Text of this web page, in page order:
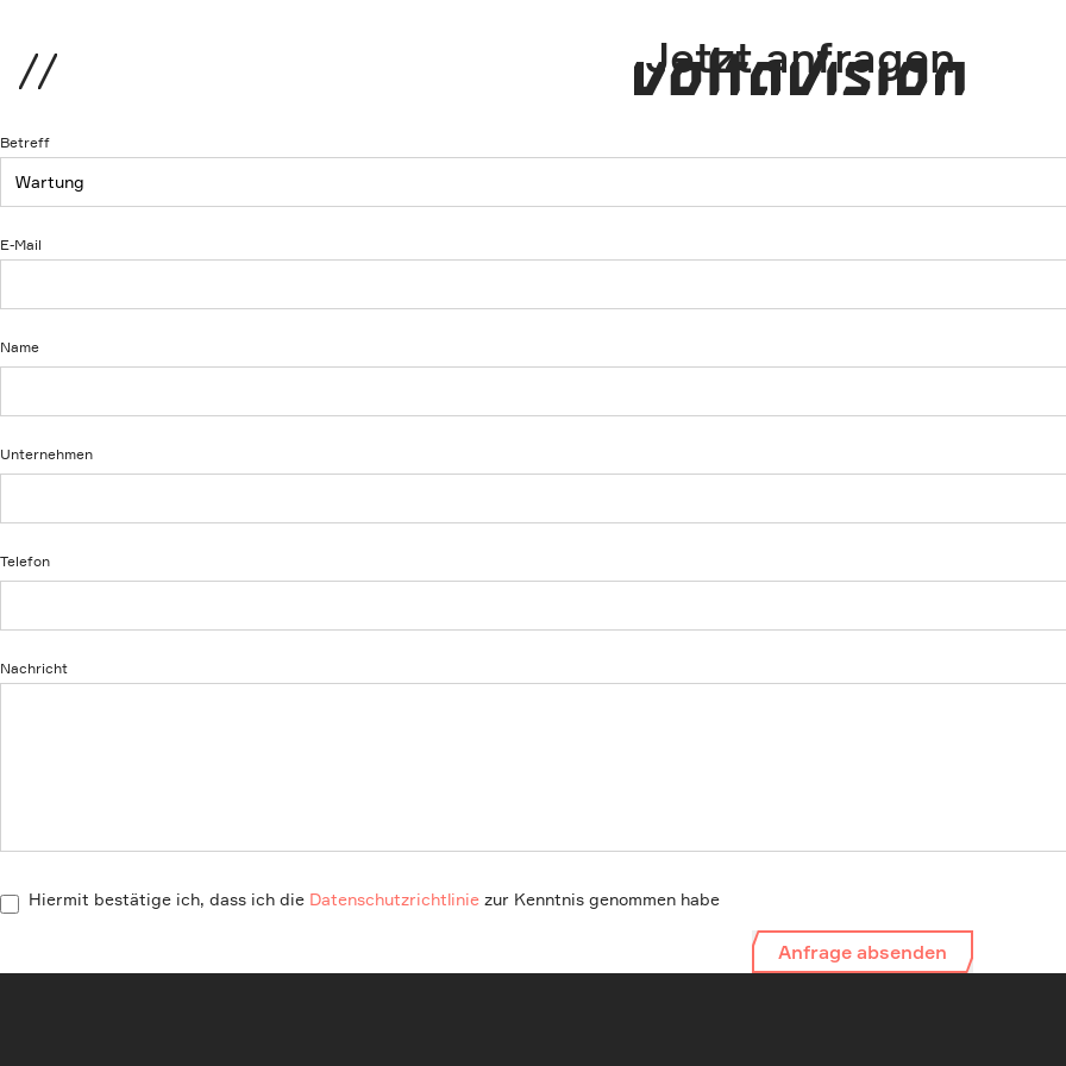
Menü Jetzt anfragen
Betreff
E-Mail
Name
Unternehmen
Telefon
Nachricht
Hiermit bestätige ich, dass ich die Datenschutzrichtlinie zur Kenntnis genommen habe
Anfrage absenden